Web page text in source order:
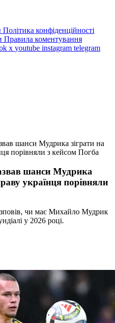
Політика конфіденційності
Правила коментування
x youtube instagram telegram
шанси Мудрика зіграти на
порівняли з кейсом Погба
шанси Мудрика
українця порівняли
чи має Михайло Мудрик
у 2026 році.